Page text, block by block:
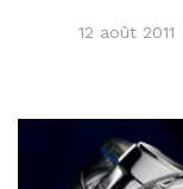
12 août 2011